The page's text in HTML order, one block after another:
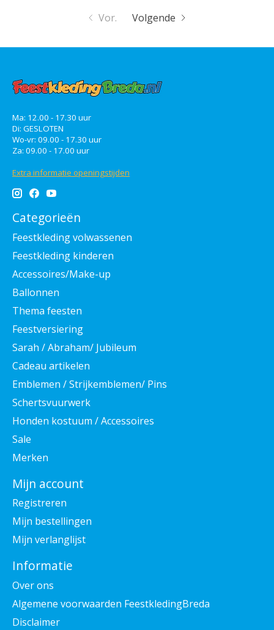
Vor. Volgende
Ma: 12.00 - 17.30 uur
Di: GESLOTEN
Wo-vr: 09.00 - 17.30 uur
Za: 09.00 - 17.00 uur
Extra informatie openingstijden
Categorieën
Feestkleding volwassenen
Feestkleding kinderen
Accessoires/Make-up
Ballonnen
Thema feesten
Feestversiering
Sarah / Abraham/ Jubileum
Cadeau artikelen
Emblemen / Strijkemblemen/ Pins
Schertsvuurwerk
Honden kostuum / Accessoires
Sale
Merken
Mijn account
Registreren
Mijn bestellingen
Mijn verlanglijst
Informatie
Over ons
Algemene voorwaarden FeestkledingBreda
Disclaimer